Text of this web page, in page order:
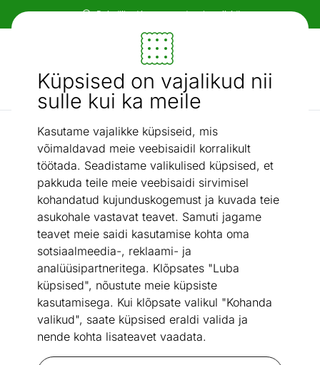
Küpsised on vajalikud nii
sulle kui ka meile
Kasutame vajalikke küpsiseid, mis
võimaldavad meie veebisaidil korralikult
töötada. Seadistame valikulised küpsised, et
pakkuda teile meie veebisaidi sirvimisel
kohandatud kujunduskogemust ja kuvada teie
asukohale vastavat teavet. Samuti jagame
teavet meie saidi kasutamise kohta oma
sotsiaalmeedia-, reklaami- ja
analüüsipartneritega. Klõpsates "Luba
küpsised", nõustute meie küpsiste
kasutamisega. Kui klõpsate valikul "Kohanda
valikud", saate küpsised eraldi valida ja
nende kohta lisateavet vaadata.
Paindlikud ja mugavad makseviisid!
Mööbel ja sisustus - ON24
Otsi...
AI otsing
Kirjutuslauad / Kirjutuslaud seinale